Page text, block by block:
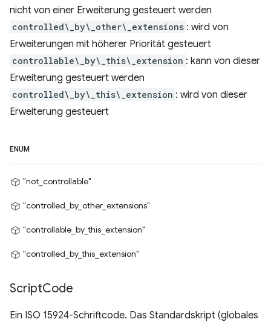
nicht von einer Erweiterung gesteuert werden
controlled\_by\_other\_extensions : wird von
Erweiterungen mit höherer Priorität gesteuert
controllable\_by\_this\_extension : kann von dieser
Erweiterung gesteuert werden
controlled\_by\_this\_extension : wird von dieser
Erweiterung gesteuert
ENUM
"not_controllable"
"controlled_by_other_extensions"
"controllable_by_this_extension"
"controlled_by_this_extension"
ScriptCode
Ein ISO 15924-Schriftcode. Das Standardskript (globales